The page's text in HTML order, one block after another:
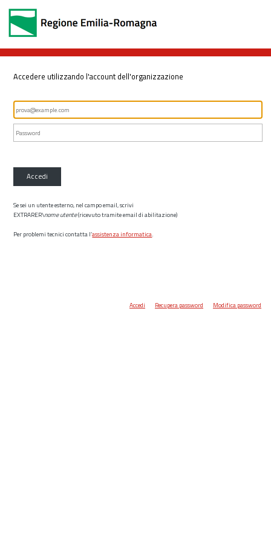
Accedere utilizzando l'account dell'organizzazione
Accedi
Se sei un utente esterno, nel campo email, scrivi
EXTRARER\nome utente(ricevuto tramite email di abilitazione)
Per problemi tecnici contatta l’assistenza informatica.
Accedi Recupera password Modifica password